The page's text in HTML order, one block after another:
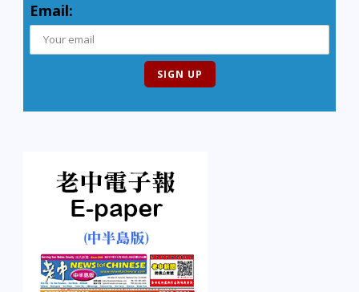
Email: